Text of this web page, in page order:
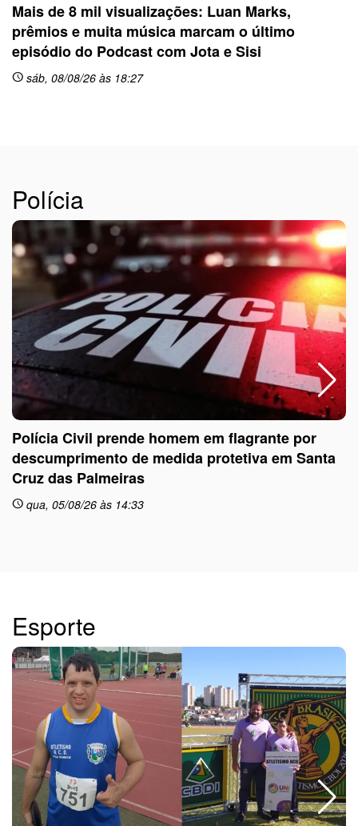
Mais de 8 mil visualizações: Luan Marks,
prêmios e muita música marcam o último
episódio do Podcast com Jota e Sisi
schedule sáb, 08/08/26 às 18:27
Polícia
Polícia Civil prende homem em flagrante por
descumprimento de medida protetiva em Santa
Cruz das Palmeiras
schedule qua, 05/08/26 às 14:33
Esporte